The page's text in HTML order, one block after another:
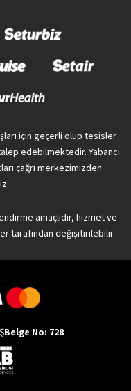
için geçerli olup tesisler
edebilmektedir. Yabancı
çağrı merkezimizden
amaçlıdır, hizmet ve
tarafından değişitirilebilir.
Belge No: 728